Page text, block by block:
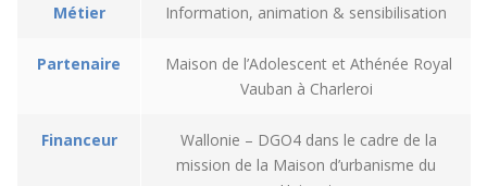
Métier Information, animation & sensibilisation
Partenaire
Maison de l’Adolescent et Athénée Royal
Vauban à Charleroi
Financeur
Wallonie – DGO4 dans le cadre de la
mission de la Maison d’urbanisme du